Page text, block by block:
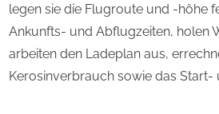
legen sie die Flugroute und -höhe
Ankunfts- und Abflugzeiten, holen
arbeiten den Ladeplan aus,
Kerosinverbrauch sowie das Start-